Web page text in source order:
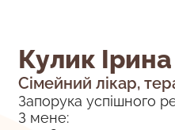
Кулик
Сімейний лікар,
Запорука успішного
З мене: